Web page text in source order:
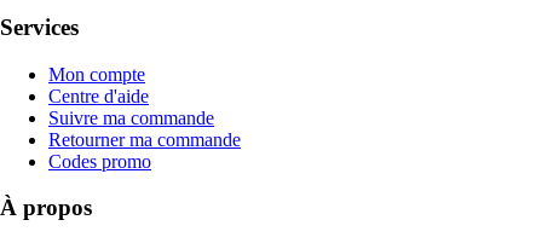
Services
Mon compte
Centre d'aide
Suivre ma commande
Retourner ma commande
Codes promo
À propos